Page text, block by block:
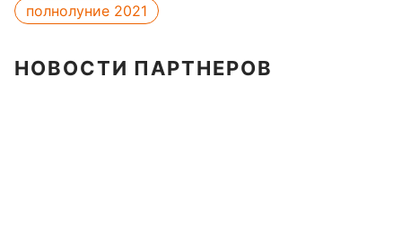
полнолуние 2021
НОВОСТИ ПАРТНЕРОВ